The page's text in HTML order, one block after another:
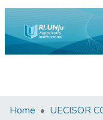
Inicio
Home UECISOR